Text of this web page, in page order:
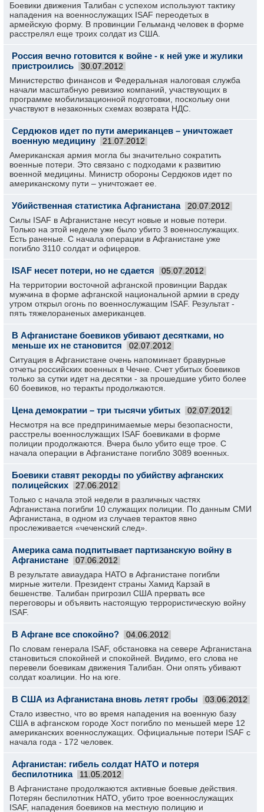
Боевики движения Талибан с успехом используют тактику
нападения на военнослужащих ISAF переодетых в
армейскую форму. В провинции Гельманд человек в форме
расстрелял еще троих солдат из США.
Россия вечно готовится к войне - к ней уже и жулики
пристроились
30.07.2012
Министерство финансов и Федеральная налоговая служба
начали масштабную ревизию компаний, участвующих в
программе мобилизационной подготовки, поскольку они
участвуют в незаконных схемах возврата НДС.
Сердюков идет по пути американцев – уничтожает
военную медицину
21.07.2012
Американская армия могла бы значительно сократить
военные потери. Это связано с подходами к развитию
военной медицины. Министр обороны Сердюков идет по
американскому пути – уничтожает ее.
Убийственная статистика Афганистана 20.07.2012
Силы ISAF в Афганистане несут новые и новые потери.
Только на этой неделе уже было убито 3 военнослужащих.
Есть раненые. С начала операции в Афганистане уже
погибло 3110 солдат и офицеров.
ISAF несет потери, но не сдается 05.07.2012
На территории восточной афганской провинции Вардак
мужчина в форме афганской национальной армии в среду
утром открыл огонь по военнослужащим ISAF. Результат -
пять тяжелораненых американцев.
В Афганистане боевиков убивают десятками, но
меньше их не становится
02.07.2012
Ситуация в Афганистане очень напоминает бравурные
отчеты российских военных в Чечне. Счет убитых боевиков
только за сутки идет на десятки - за прошедшие убито более
60 боевиков, но теракты продолжаются.
Цена демократии – три тысячи убитых 02.07.2012
Несмотря на все предпринимаемые меры безопасности,
расстрелы военнослужащих ISAF боевиками в форме
полиции продолжаются. Вчера было убито еще трое. С
начала операции в Афганистане погибло 3089 военных.
Боевики ставят рекорды по убийству афганских
полицейских
27.06.2012
Только с начала этой недели в различных частях
Афганистана погибли 10 служащих полиции. По данным СМИ
Афганистана, в одном из случаев терактов явно
прослеживается «чеченский след».
Америка сама подпитывает партизанскую войну в
Афганистане
07.06.2012
В результате авиаудара НАТО в Афганистане погибли
мирные жители. Президент страны Хамид Карзай в
бешенстве. Талибан пригрозил США прервать все
переговоры и объявить настоящую террористическую войну
ISAF.
В Афгане все спокойно? 04.06.2012
По словам генерала ISAF, обстановка на севере Афганистана
становиться спокойней и спокойней. Видимо, его слова не
перевели боевикам движения Талибан. Они опять убивают
солдат коалиции. Но на юге.
В США из Афганистана вновь летят гробы 03.06.2012
Стало известно, что во время нападения на военную базу
США в афганском городе Хост погибло по меньшей мере 12
американских военнослужащих. Официальные потери ISAF с
начала года - 172 человек.
Афганистан: гибель солдат НАТО и потеря
беспилотника
11.05.2012
В Афганистане продолжаются активные боевые действия.
Потерян беспилотник НАТО, убито трое военнослужащих
ISAF, нападения боевиков на местную полицию и